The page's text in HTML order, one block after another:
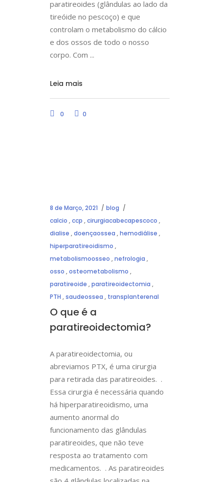
paratireoides (glândulas ao lado da
tireóide no pescoço) e que
controlam o metabolismo do cálcio
e dos ossos de todo o nosso
corpo. Com
Leia mais
0 0
8 de Março, 2021
blog
calcio ,ccp ,cirurgiacabecapescoco ,
dialise ,doençaossea ,hemodiálise ,
hiperparatireoidismo ,
metabolismoosseo ,nefrologia ,
osso ,osteometabolismo ,
paratireoide ,paratireoidectomia ,
PTH ,saudeossea , transplanterenal
O que é a
paratireoidectomia?
A paratireoidectomia, ou
abreviamos PTX, é uma cirurgia
para retirada das paratireoides. .
Essa cirurgia é necessária quando
há hiperparatireoidismo, uma
aumento anormal do
funcionamento das glândulas
paratireoides, que não teve
resposta ao tratamento com
medicamentos. . As paratireoides